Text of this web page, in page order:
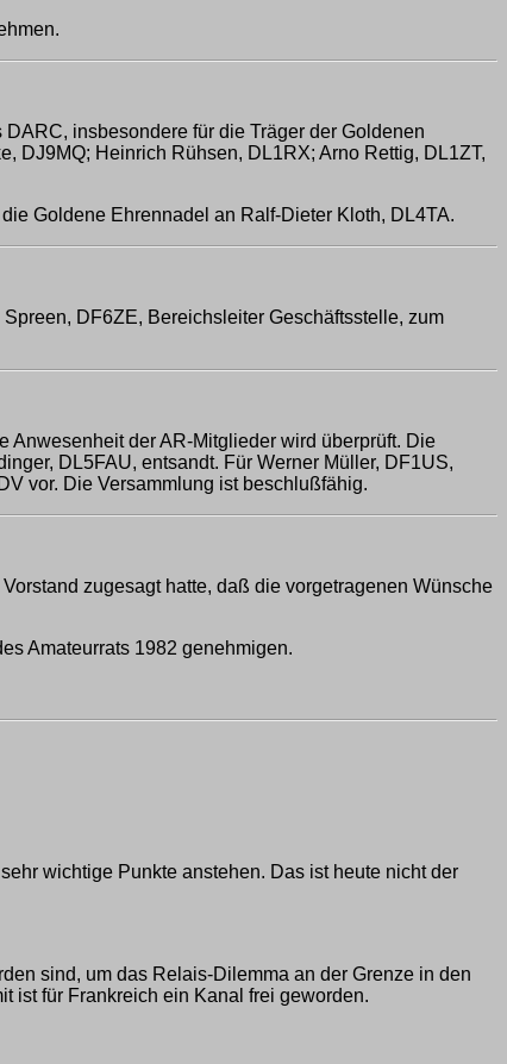
insbesondere für die Träger der Goldenen
DJ9MQ; Heinrich Rühsen, DL1RX; Arno Rettig, DL1ZT,
Goldene Ehrennadel an Ralf-Dieter Kloth, DL4TA.
DF6ZE, Bereichsleiter Geschäftsstelle, zum
Anwesenheit der AR-Mitglieder wird überprüft. Die
DL5FAU, entsandt. Für Werner Müller, DF1US,
vor. Die Versammlung ist beschlußfähig.
zugesagt hatte, daß die vorgetragenen Wünsche
Amateurrats 1982 genehmigen.
wichtige Punkte anstehen. Das ist heute nicht der
sind, um das Relais-Dilemma an der Grenze in den
ist für Frankreich ein Kanal frei geworden.